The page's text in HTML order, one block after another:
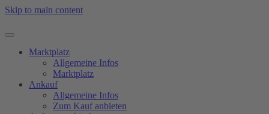
Skip to main content
Marktplatz
Allgemeine Infos
Marktplatz
Ankauf
Allgemeine Infos
Zum Kauf anbieten